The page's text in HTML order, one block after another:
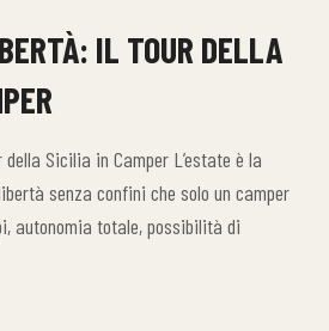
IL TOUR DELLA
Sicilia in Camper L’estate è la
senza confini che solo un camper
autonomia totale, possibilità di